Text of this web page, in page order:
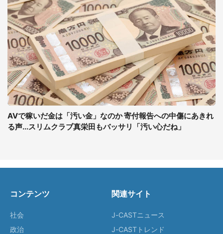
AVで稼いだ金は「汚い金」なのか 寄付報告への中傷にあきれ
る声...スリムクラブ真栄田もバッサリ「汚い心だね」
コンテンツ
社会
政治
関連サイト
J-CASTニュース
J-CASTトレンド